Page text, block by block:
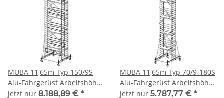
MÜBA 11,65m Typ 150/9S
Alu-Fahrgerüst Arbeitshöhe
11,65 m, Gerüsthöhe 10,95
jetzt nur 8.188,89 € *
MÜBA 11,65m Typ 70/9-180S
Alu-Fahrgerüst Arbeitshöhe
11,65 m, Gerüsthöhe 10,95
jetzt nur 5.787,77 € *